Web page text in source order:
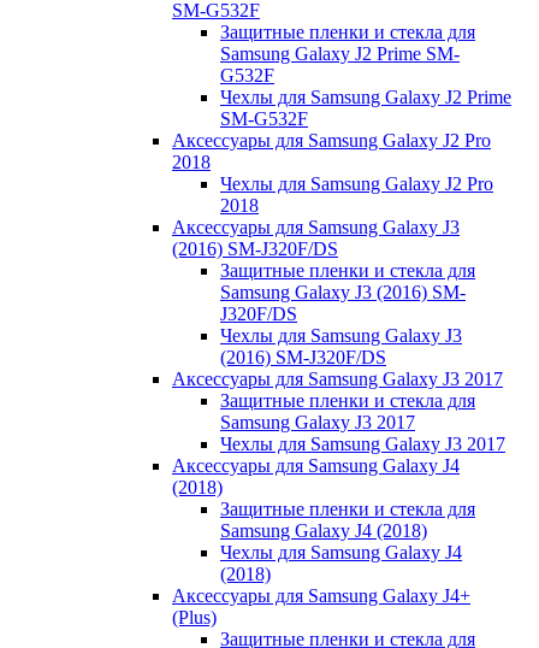
SM-G532F
Защитные пленки и стекла для
Samsung Galaxy J2 Prime SM-
G532F
Чехлы для Samsung Galaxy J2 Prime
SM-G532F
Аксессуары для Samsung Galaxy J2 Pro
2018
Чехлы для Samsung Galaxy J2 Pro
2018
Аксессуары для Samsung Galaxy J3
(2016) SM-J320F/DS
Защитные пленки и стекла для
Samsung Galaxy J3 (2016) SM-
J320F/DS
Чехлы для Samsung Galaxy J3
(2016) SM-J320F/DS
Аксессуары для Samsung Galaxy J3 2017
Защитные пленки и стекла для
Samsung Galaxy J3 2017
Чехлы для Samsung Galaxy J3 2017
Аксессуары для Samsung Galaxy J4
(2018)
Защитные пленки и стекла для
Samsung Galaxy J4 (2018)
Чехлы для Samsung Galaxy J4
(2018)
Аксессуары для Samsung Galaxy J4+
(Plus)
Защитные пленки и стекла для